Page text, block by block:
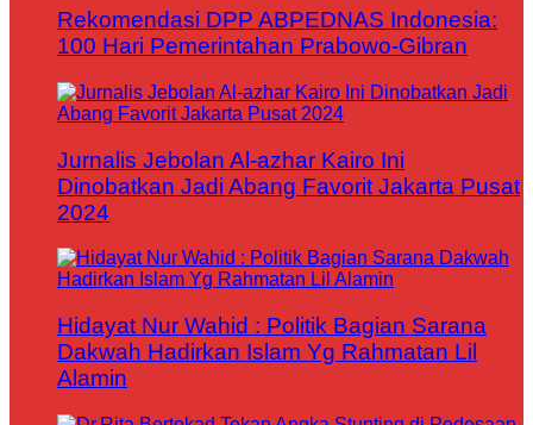
Rekomendasi DPP ABPEDNAS Indonesia:
100 Hari Pemerintahan Prabowo-Gibran
Jurnalis Jebolan Al-azhar Kairo Ini
Dinobatkan Jadi Abang Favorit Jakarta Pusat
2024
Hidayat Nur Wahid : Politik Bagian Sarana
Dakwah Hadirkan Islam Yg Rahmatan Lil
Alamin